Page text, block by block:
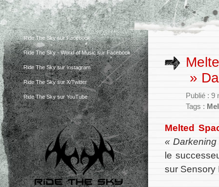
Ride The Sky sur Facebook
Ride The Sky - World of Music sur Facebook
Ride The Sky sur Instagram
Ride The Sky sur X/Twitter
Ride The Sky sur YouTube
»
Publié : 9
Tags :
Melted
«
le
sur Sensory